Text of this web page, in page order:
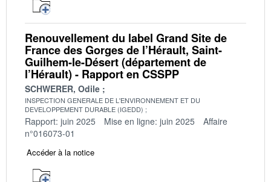
Renouvellement du label Grand Site de
France des Gorges de l’Hérault, Saint-
Guilhem-le-Désert (département de
l’Hérault) - Rapport en CSSPP
SCHWERER, Odile
INSPECTION GENERALE DE L'ENVIRONNEMENT ET DU
DEVELOPPEMENT DURABLE (IGEDD)
Rapport: juin 2025 Mise en ligne: juin 2025
Affaire
n°016073-01
Accéder à la notice